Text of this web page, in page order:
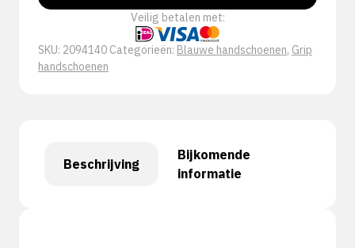
Veilig betalen met:
SKU: 2094140 Categorieën: Blauwe handschoenen, Grip
handschoenen
Beschrijving
Bijkomende
informatie